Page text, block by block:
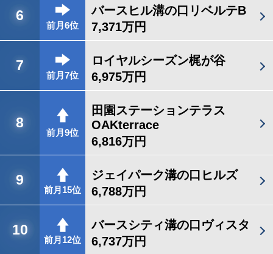
6
前月6位
バースヒル溝の口リベルテB
7,371万円
7
前月7位
ロイヤルシーズン梶が谷
6,975万円
8
前月9位
田園ステーションテラス
OAKterrace
6,816万円
9
前月15位
ジェイパーク溝の口ヒルズ
6,788万円
10
前月12位
バースシティ溝の口ヴィスタ
6,737万円